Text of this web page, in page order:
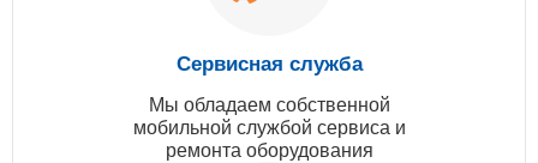
Сервисная служба
Мы обладаем собственной
мобильной службой сервиса и
ремонта оборудования